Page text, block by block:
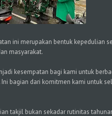
ini merupakan bentuk kepedulian
masyarakat.
kesempatan bagi kami untuk
bagian dari komitmen kami untuk
takjil bukan sekadar rutinitas